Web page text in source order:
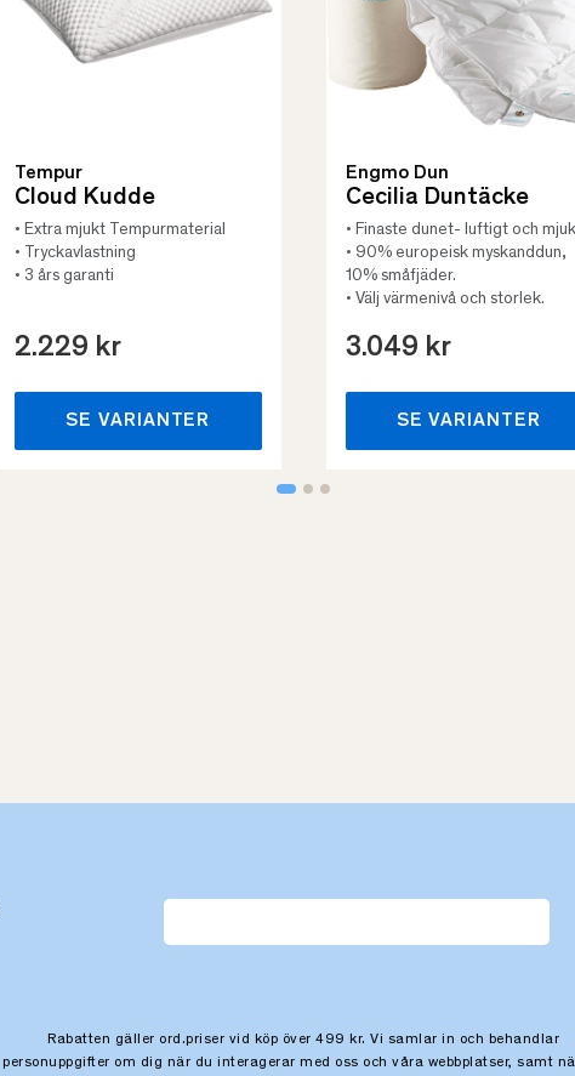
Tempur
Cloud Kudde
• Extra mjukt Tempurmaterial
• Tryckavlastning
• 3 års garanti
2.229 kr
SE VARIANTER
Engmo Dun
Cecilia Duntäcke
• Finaste dunet- luftigt och
• 90% europeisk myskanddun,
10% småfjäder.
• Välj värmenivå och storlek.
3.049 kr
SE VARIANTER
Rabatten gäller ord.priser vid köp över 499 kr. Vi samlar in och behandlar
personuppgifter om dig när du interagerar med oss och våra webbplatser, samt